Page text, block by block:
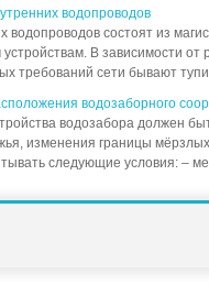
водопроводов
водопроводов состоят из
В зависимости от
требований сети бывают
водозаборного
водозабора должен
изменения границы мёрзлых
следующие условия: –